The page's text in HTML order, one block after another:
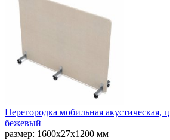
Перегородка мобильная акустическая,
бежевый
размер: 1600х27х1200 мм